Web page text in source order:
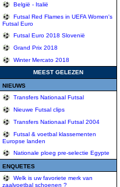
België - Italië
Futsal Red Flames in UEFA Women's
Futsal Euro
Futsal Euro 2018 Slovenië
Grand Prix 2018
Winter Mercato 2018
MEEST GELEZEN
NIEUWS
Transfers Nationaal Futsal
Nieuwe Futsal clips
Transfers Nationaal Futsal 2004
Futsal & voetbal klassementen
Europse landen
Nationale ploeg pre-selectie Egypte
ENQUETES
Welk is uw favoriete merk van
zaalvoetbal schoenen ?